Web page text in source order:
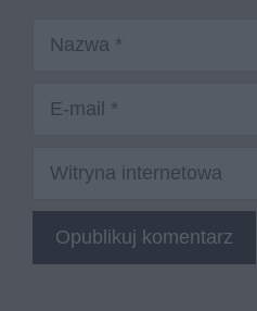
Nazwa
Witryna